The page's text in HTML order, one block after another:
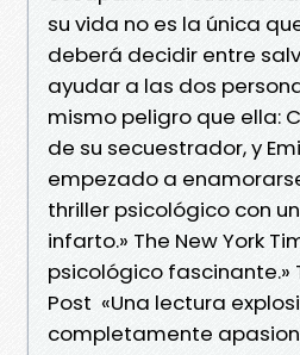
su vida no es la única
deberá decidir entre
ayudar a las dos
mismo peligro que ella:
de su secuestrador, y
empezado a
thriller psicológico con
infarto.» The New York
psicológico fascinante.»
Post «Una lectura
completamente